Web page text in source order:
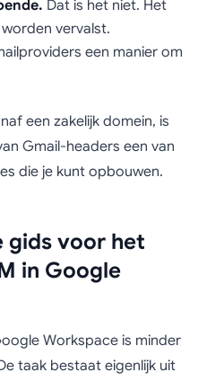
Dat is het niet. Het
vervalst.
een manier om
een zakelijk domein, is
Gmail-headers een van
die je kunt opbouwen.
gids voor het
in Google
Workspace is minder
taak bestaat eigenlijk uit